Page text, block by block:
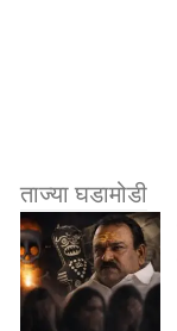
ताज्या घडामोडी